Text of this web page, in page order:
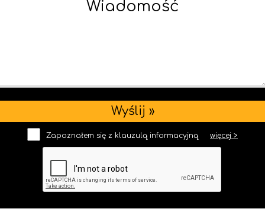
Zapoznałem się z klauzulą informacyjną więcej >